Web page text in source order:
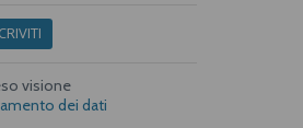
visione
dei dati